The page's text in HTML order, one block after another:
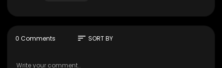
0 Comments sort SORT BY